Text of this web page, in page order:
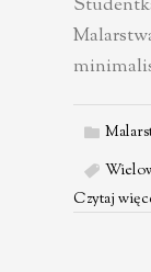
Czytaj